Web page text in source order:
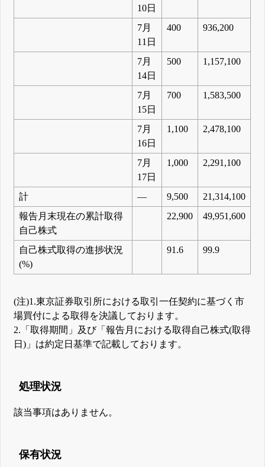
10日
7月
11日
400 936,200
7月
14日
500 1,157,100
7月
15日
700 1,583,500
7月
16日
1,100 2,478,100
7月
17日
1,000 2,291,100
計 ― 9,500
21,314,100
報告月末現在の累計取得
自己株式
22,900 49,951,600
自己株式取得の進捗状況
(%)
91.6 99.9
(注)1.東京証券取引所における取引一任契約に基づく市
場買付による取得を決議しております。
2.「取得期間」及び「報告月における取得自己株式(取得
日)」は約定日基準で記載しております。
処理状況
該当事項はありません。
保有状況